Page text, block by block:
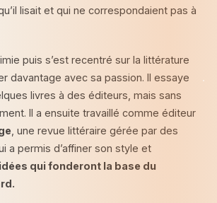
lisait et qui ne correspondaient pas à
puis s’est recentré sur la littérature
davantage avec sa passion. Il essaye
livres à des éditeurs, mais sans
Il a ensuite travaillé comme éditeur
, une revue littéraire gérée par des
a permis d’affiner son style et
qui fonderont la base du